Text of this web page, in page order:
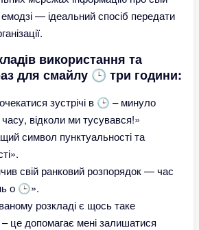
— ідеальний спосіб передати
використання та
для смайлу 🕒 три години:
зустрічі в 🕒 – минуло
відколи ми тусувався!»
символ пунктуальності та
свій ранковий розпорядок — час
о 🕒».
розкладі є щось таке
це допомагає мені залишатися